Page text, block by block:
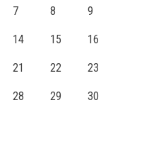
7 8 9
14 15 16
21 22 23
28 29 30